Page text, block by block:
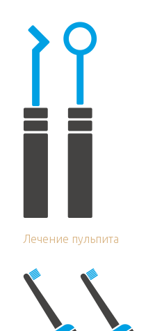
Лечение пульпита